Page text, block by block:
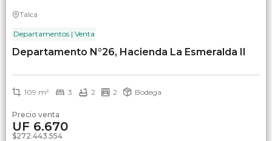
Talca
Departamentos | Venta
Departamento N°26, Hacienda La Esmeralda II
109 m² 3 2 2 Bodega
Precio venta
UF 6.670
$272.443.554